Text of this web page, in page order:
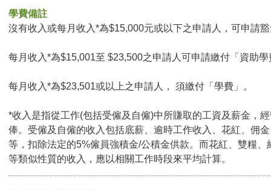
學費備註
沒有收入或每月收入*為$15,000元或以下之申請人，可申請
每月收入*為$15,001至 $23,500之申請人可申請繳付「資助學
每月收入*為$23,501或以上之申請人， 須繳付「學費」。
*收入是指從工作(包括受僱及自僱)中所賺取的工資及薪金，
俸。受僱及自僱的收入包括底薪、逾時工作收入、花紅、佣
等，扣除法定的5%僱員強積金/公積金供款。而花紅、雙糧、
等類似性質的收入，應以相關工作時段來平均計算。